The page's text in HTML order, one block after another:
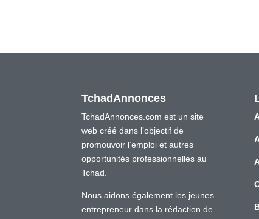
TchadAnnonces
TchadAnnonces.com est un site
web créé dans l’objectif de
promouvoir l’emploi et autres
opportunités professionnelles au
Tchad.
Nous aidons également les jeunes
entrepreneur dans la rédaction de